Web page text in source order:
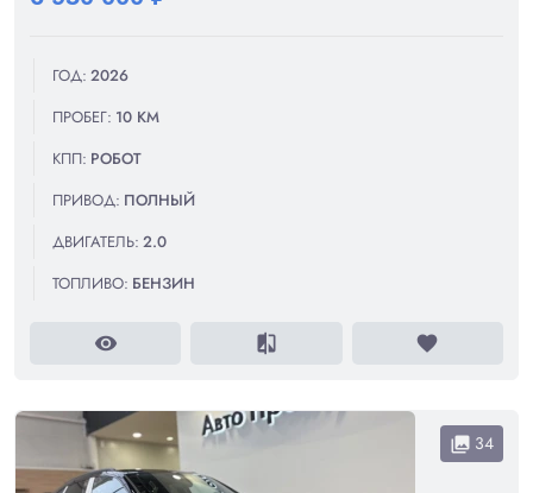
ГОД: 2026
ПРОБЕГ: 10 КМ
КПП: РОБОТ
ПРИВОД: ПОЛНЫЙ
ДВИГАТЕЛЬ: 2.0
ТОПЛИВО: БЕНЗИН
visibility compare favorite
collections 34